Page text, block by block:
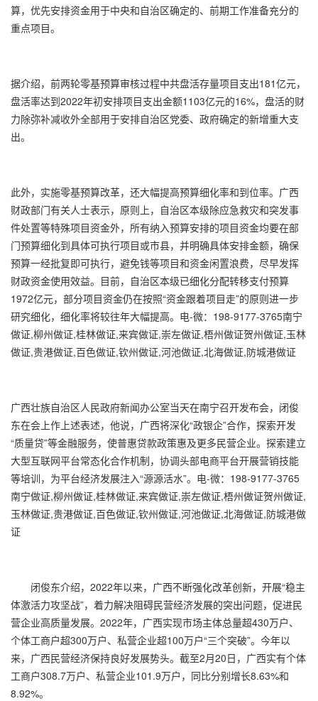
算，优先安排资金用于中央和自治区确定的、前期工作准备充分的
重点项目。
据介绍，前两轮零基预算审核过程中共盘活存量项目支出181亿元，
盘活率达到2022年初安排项目支出金额1103亿元的16%，盘活的财
力除弥补减收外全部用于安排自治区党委、政府确定的新增重大支
出。
此外，实施零基预算改革，还大幅提高预算细化率和到位率。广西
财政部门有关人士表示，原则上，自治区本级除应急救灾和突发事
件处置等特殊项目资金外，所有纳入预算安排的项目资金均要在部
门预算细化到具体可执行项目或市县，并明确具体安排金额，确保
预算一经批复即可执行，避免钱等项目和资金闲置浪费，尽早发挥
财政资金使用效益。目前，自治区本级已细化分配转移支付预算
1972亿元，部分项目资金仍在按照“资金跟着项目走”的原则进一步
研究细化，细化率将较往年大幅提高。电-微：198-9177-3765南宁
做证,柳州做证,桂林做证,来宾做证,崇左做证,梧州做证贺州做证,玉林
做证,贵港做证,百色做证,钦州做证,河池做证,北海做证,防城港做证
广西壮族自治区人民政府新闻办公室当天在南宁召开发布会，闭俊
东在会上作上述表述，他说，广西将深化“政银企”合作，探索开发
“质量贷”等金融服务，使普惠贷款政策惠及更多民营企业。探索建立
大型互联网平台常态化合作机制，协调头部电商平台开展营销技能
等培训，为平台经济发展注入“源源活水”。电-微：198-9177-3765
南宁做证,柳州做证,桂林做证,来宾做证,崇左做证,梧州做证贺州做证,
玉林做证,贵港做证,百色做证,钦州做证,河池做证,北海做证,防城港做
证
闭俊东介绍，2022年以来，广西不断强化改革创新，开展“稳主
体激活力攻坚战”，着力解决阻碍民营经济发展的突出问题，促进民
营企业高质量发展。2022年，广西实现市场主体总量超430万户、
个体工商户超300万户、私营企业超100万户“三个突破”。今年以
来，广西民营经济保持良好发展势头。截至2月20日，广西实有个体
工商户308.7万户、私营企业101.9万户，同比分别增长8.63%和
8.92%。